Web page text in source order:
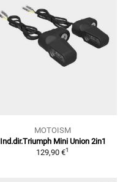
MOTOISM
Ind.dir.Triumph Mini Union 2in1
129,90 €1